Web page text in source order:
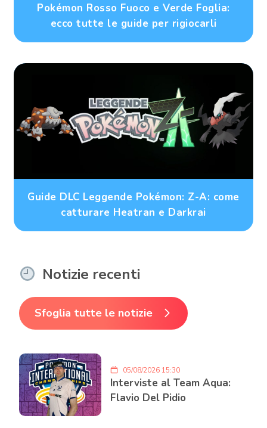
Pokémon Rosso Fuoco e Verde Foglia:
ecco tutte le guide per rigiocarli
Guide DLC Leggende Pokémon: Z-A: come
catturare Heatran e Darkrai
Notizie recenti
Sfoglia tutte le notizie
05/08/2026 15:30
Interviste al Team Aqua:
Flavio Del Pidio